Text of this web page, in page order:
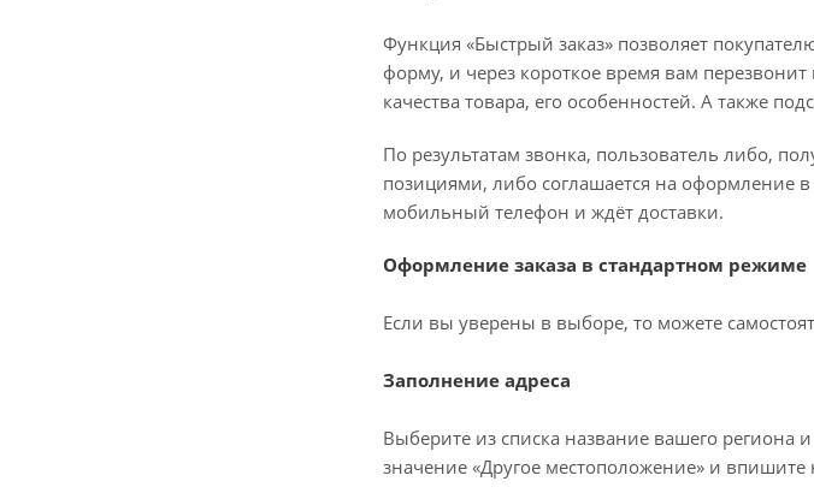
Функция «Быстрый заказ» позволяет
форму, и через короткое время вам
качества товара, его особенностей. А также
По результатам звонка, пользователь либо,
позициями, либо соглашается на оформление
мобильный телефон и ждёт доставки.
Оформление заказа в стандартном режиме
Если вы уверены в выборе, то можете
Заполнение адреса
Выберите из списка название вашего региона
значение «Другое местоположение» и впишите